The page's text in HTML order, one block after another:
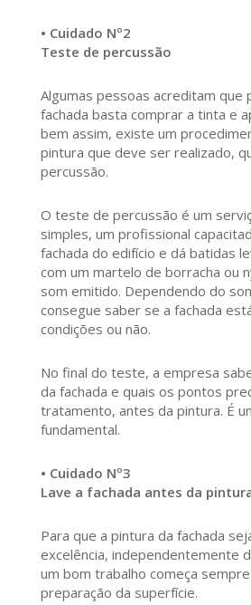
• Cuidado Nº2
Teste de percussão
Algumas pessoas acreditam que
fachada basta comprar a tinta e
bem assim, existe um
pintura que deve ser realizado,
percussão.
O teste de percussão é um
simples, um profissional
fachada do edifício e dá batidas
com um martelo de borracha ou
som emitido. Dependendo do
consegue saber se a fachada
condições ou não.
No final do teste, a empresa
da fachada e quais os pontos
tratamento, antes da pintura. É
fundamental.
• Cuidado Nº3
Lave a fachada antes da
Para que a pintura da fachada
excelência, independentemente
um bom trabalho começa
preparação da superfície.